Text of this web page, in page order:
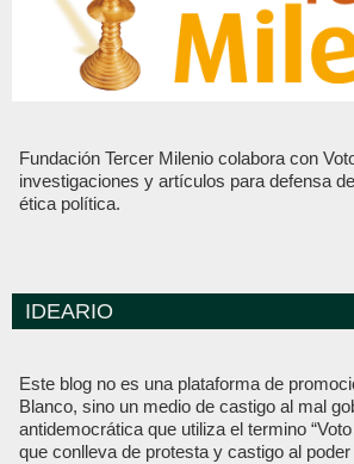
Fundación Tercer Milenio colabora con
investigaciones y artículos para defensa
ética política.
IDEARIO
Este blog no es una plataforma de
Blanco, sino un medio de castigo al mal
antidemocrática que utiliza el termino
que conlleva de protesta y castigo al poder